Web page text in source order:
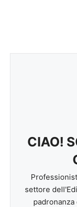
CIAO!
settore